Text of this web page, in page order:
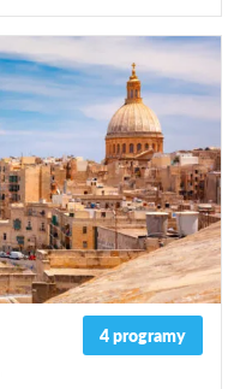
4 programy